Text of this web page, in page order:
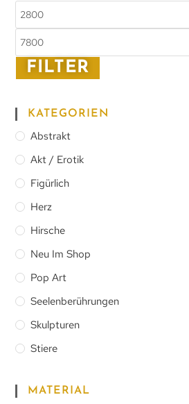
FILTER
KATEGORIEN
Abstrakt
Akt / Erotik
Figürlich
Herz
Hirsche
Neu Im Shop
Pop Art
Seelenberührungen
Skulpturen
Stiere
MATERIAL